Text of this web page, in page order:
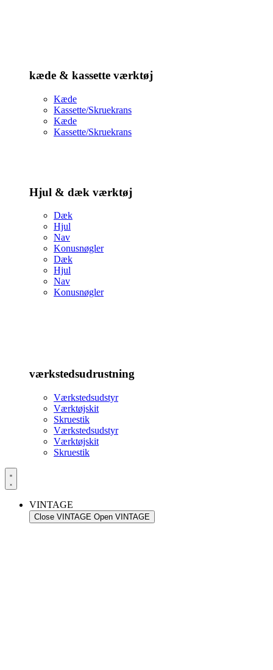
kæde & kassette værktøj
Kæde
Kassette/Skruekrans
Kæde
Kassette/Skruekrans
Hjul & dæk værktøj
Dæk
Hjul
Nav
Konusnøgler
Dæk
Hjul
Nav
Konusnøgler
værkstedsudrustning
Værkstedsudstyr
Værktøjskit
Skruestik
Værkstedsudstyr
Værktøjskit
Skruestik
VINTAGE
Close VINTAGE Open VINTAGE